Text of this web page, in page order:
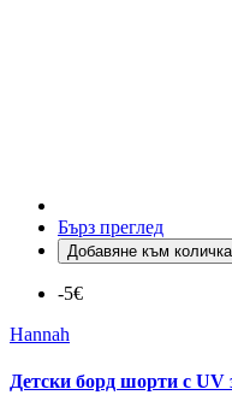
Бърз преглед
Добавяне към
-5€
Hannah
Детски борд шорти c UV